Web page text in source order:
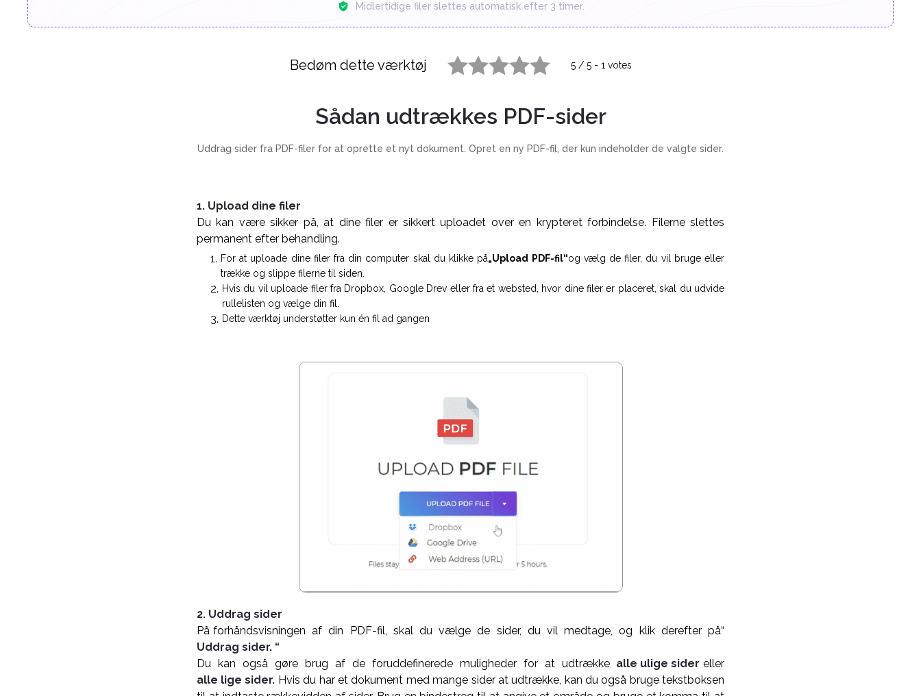
Midlertidige filer slettes automatisk efter 3 timer.
Bedøm dette værktøj 5/ 5- 1 votes
Sådan udtrækkes PDF-sider
Uddrag sider fra PDF-filer for at oprette et nyt dokument. Opret en ny PDF-fil, der kun indeholder de valgte sider.
1. Upload dine filer
Du kan være sikker på, at dine filer er sikkert uploadet over en krypteret forbindelse. Filerne slettes
permanent efter behandling.
For at uploade dine filer fra din computer skal du klikke på„Upload PDF-fil“og vælg de filer, du vil bruge eller
trække og slippe filerne til siden.
Hvis du vil uploade filer fra Dropbox, Google Drev eller fra et websted, hvor dine filer er placeret, skal du udvide
rullelisten og vælge din fil.
Dette værktøj understøtter kun én fil ad gangen
2. Uddrag sider
På forhåndsvisningen af din PDF-fil, skal du vælge de sider, du vil medtage, og klik derefter på“
Uddrag sider. “
Du kan også gøre brug af de foruddefinerede muligheder for at udtrække alle ulige sider eller
alle lige sider. Hvis du har et dokument med mange sider at udtrække, kan du også bruge tekstboksen